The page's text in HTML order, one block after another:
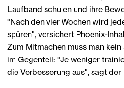
Laufband schulen und ihre
"Nach den vier Wochen wird
spüren", versichert Phoenix-
Zum Mitmachen muss man
im Gegenteil: "Je weniger
die Verbesserung aus", sagt der